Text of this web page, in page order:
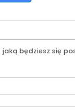
będziesz się